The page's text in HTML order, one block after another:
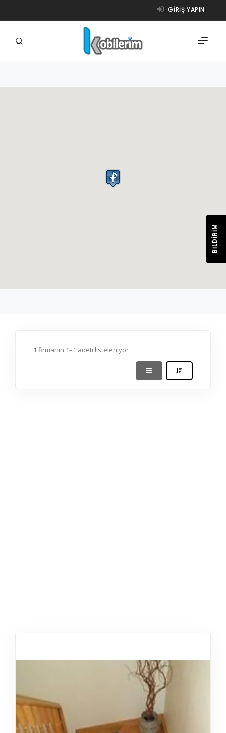
GIRIŞ YAPIN
1 firmanın 1–1 adeti listeleniyor
BILDIRIM